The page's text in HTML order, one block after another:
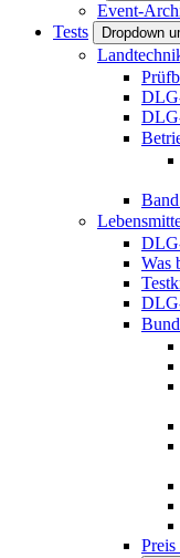
Event-
Tests
Dropdown
Was